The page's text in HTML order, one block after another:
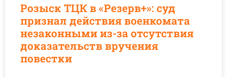
Розыск ТЦК в «Резерв+»: суд
признал действия военкомата
незаконными из-за отсутствия
доказательств вручения
повестки